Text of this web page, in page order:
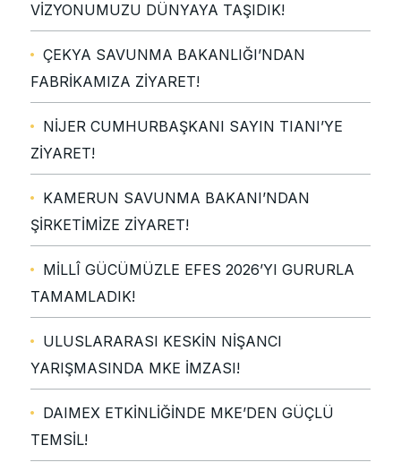
VİZYONUMUZU DÜNYAYA TAŞIDIK!
ÇEKYA SAVUNMA BAKANLIĞI’NDAN
FABRİKAMIZA ZİYARET!
NİJER CUMHURBAŞKANI SAYIN TIANI’YE
ZİYARET!
KAMERUN SAVUNMA BAKANI’NDAN
ŞİRKETİMİZE ZİYARET!
MİLLÎ GÜCÜMÜZLE EFES 2026’YI GURURLA
TAMAMLADIK!
ULUSLARARASI KESKİN NİŞANCI
YARIŞMASINDA MKE İMZASI!
DAIMEX ETKİNLİĞİNDE MKE’DEN GÜÇLÜ
TEMSİL!